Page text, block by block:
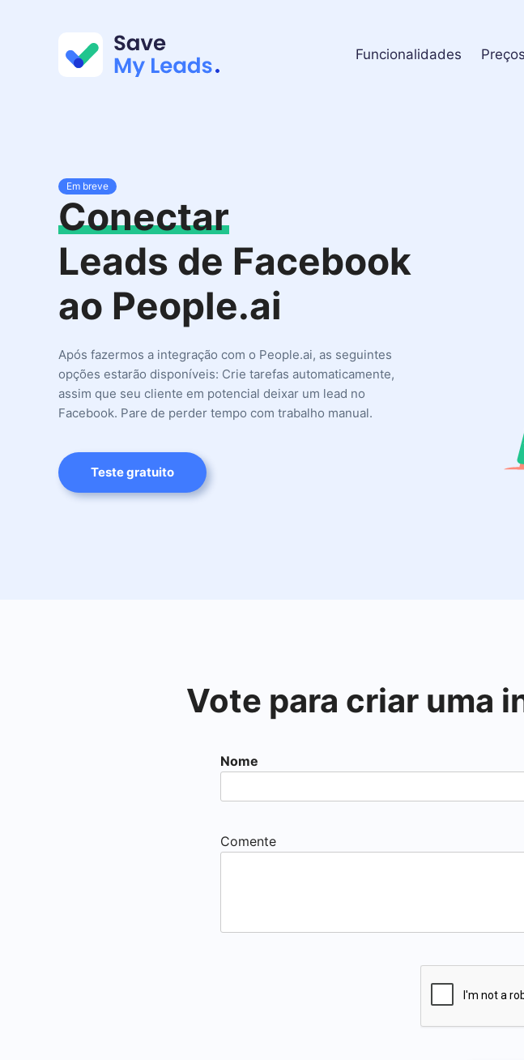
Funcionalidades Preços
Em breve
Conectar
Leads de Facebook
ao People.ai
Após fazermos a integração com o People.ai, as seguintes
opções estarão disponíveis: Crie tarefas automaticamente,
assim que seu cliente em potencial deixar um lead no
Facebook. Pare de perder tempo com trabalho manual.
Teste gratuito
Vote para criar uma
Nome
Comente